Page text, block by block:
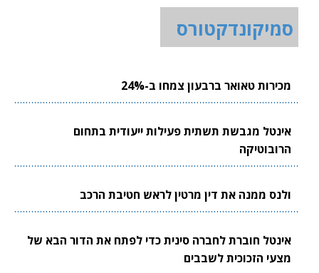
סמיקונדקטורס
מכירות טאואר ברבעון צמחו ב-24%
אינטל מגבשת תשתית פעילות ייעודית בתחום
הרובוטיקה
ולנס ממנה את דין מרטין לראש חטיבת הרכב
אינטל חוברת לחברה סינית כדי לפתח את הדור הבא של
מצעי הזכוכית לשבבים